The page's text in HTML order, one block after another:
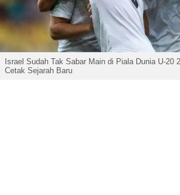
Israel Sudah Tak Sabar Main di Piala Dunia U-20
Cetak Sejarah Baru